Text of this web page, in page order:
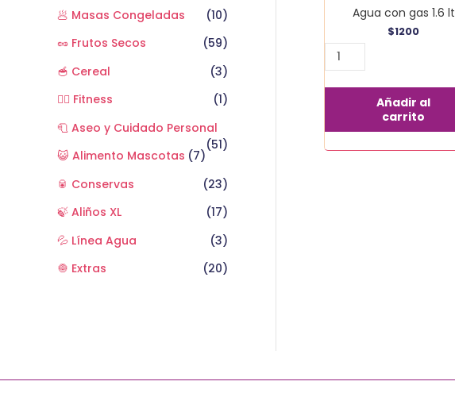
🥟 Masas Congeladas
(10)
🥜 Frutos Secos
(59)
🥣 Cereal
(3)
🏋️‍♂️ Fitness
(1)
🧻 Aseo y Cuidado Personal
(51)
😺 Alimento Mascotas (7)
🥫 Conservas
(23)
🍃 Aliños XL
(17)
💦 Línea Agua
(3)
🧅 Extras
(20)
Agua con gas 1.6 lt
$1200
Añadir al
carrito